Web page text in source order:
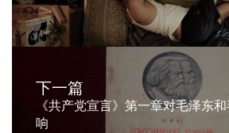
下一篇
《共产党宣言》第一章对毛泽东
响